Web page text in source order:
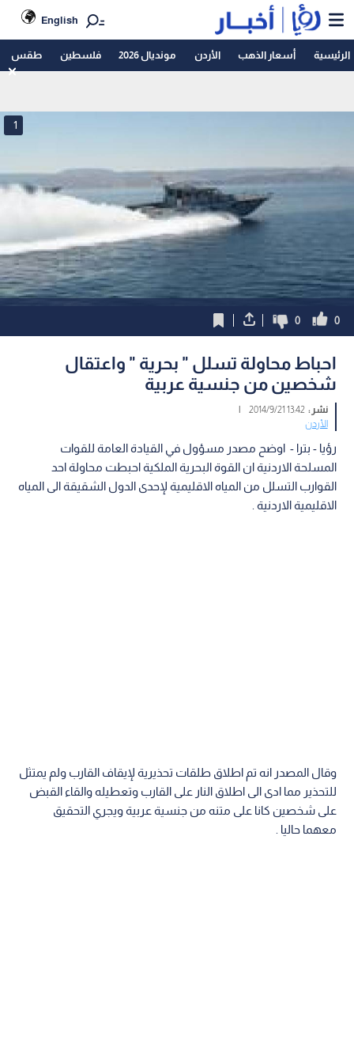
English
الرئيسية أسعار الذهب الأردن مونديال 2026 فلسطين طقس
1
0
0
احباط محاولة تسلل " بحرية " واعتقال
شخصين من جنسية عربية
نشر :13:42 2014/9/21
|
الأردن
رؤيا - بترا - اوضح مصدر مسؤول في القيادة العامة للقوات
المسلحة الاردنية ان القوة البحرية الملكية احبطت محاولة احد
القوارب التسلل من المياه الاقليمية لإحدى الدول الشقيقة الى المياه
الاقليمية الاردنية .
وقال المصدر انه تم اطلاق طلقات تحذيرية لإيقاف القارب ولم يمتثل
للتحذير مما ادى الى اطلاق النار على القارب وتعطيله والقاء القبض
على شخصين كانا على متنه من جنسية عربية ويجري التحقيق
معهما حاليا .